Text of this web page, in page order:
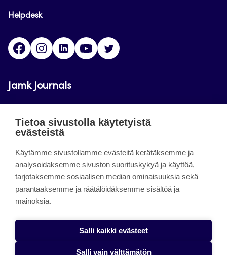
Helpdesk
FacebookInstagram
LinkedInYoutube
Jamk Journals
luettavissa. Verkkolehtien tarkoituksena on tukea
innovaatiotoimintaa.
About the site
Jamkin verkkolehdet
Tietosuojaseloste
Tietoa sivustolla käytetyistä
evästeistä
Käytämme sivustollamme evästeitä kerätäksemme ja
analysoidaksemme sivuston suorituskykyä ja käyttöä,
tarjotaksemme sosiaalisen median ominaisuuksia sekä
parantaaksemme ja räätälöidäksemme sisältöä ja
mainoksia.
Salli kaikki evästeet
Salli vain välttämätön